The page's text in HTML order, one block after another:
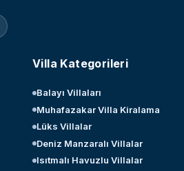
Villa Kategorileri
Balayı Villaları
Muhafazakar Villa Kiralama
Lüks Villalar
Deniz Manzaralı Villalar
Isıtmalı Havuzlu Villalar